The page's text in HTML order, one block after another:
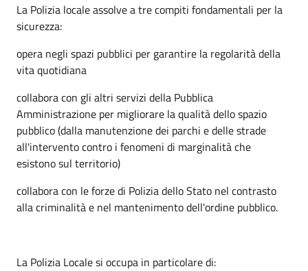
La Polizia locale assolve a tre compiti fondamentali per la
sicurezza:
opera negli spazi pubblici per garantire la regolarità della
vita quotidiana
collabora con gli altri servizi della Pubblica
Amministrazione per migliorare la qualità dello spazio
pubblico (dalla manutenzione dei parchi e delle strade
all'intervento contro i fenomeni di marginalità che
esistono sul territorio)
collabora con le forze di Polizia dello Stato nel contrasto
alla criminalità e nel mantenimento dell'ordine pubblico.
La Polizia Locale si occupa in particolare di: